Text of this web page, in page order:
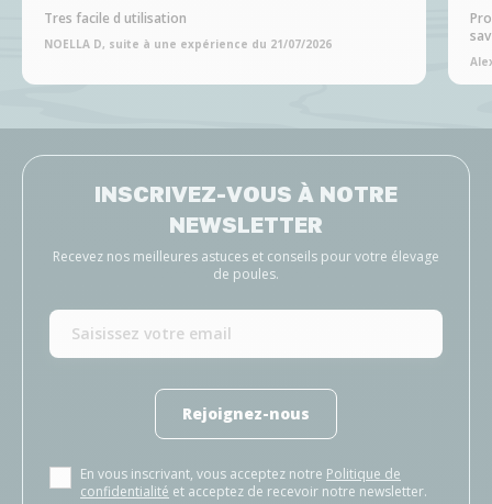
Tres facile d utilisation
NOELLA D, suite à une expérience du 21/07/2026
INSCRIVEZ-VOUS À NOTRE
NEWSLETTER
Recevez nos meilleures astuces et conseils pour votre élevage
de poules.
Rejoignez-nous
En vous inscrivant, vous acceptez notre Politique de
confidentialité et acceptez de recevoir notre newsletter.